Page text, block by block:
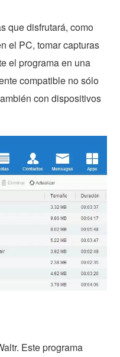
que disfrutará, como
el PC, tomar capturas
el programa en una
compatible no sólo
con dispositivos
Este programa